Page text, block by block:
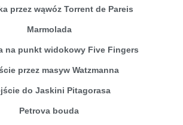
przez wąwóz Torrent de Pareis
Marmolada
na punkt widokowy Five Fingers
przez masyw Watzmanna
do Jaskini Pitagorasa
Petrova bouda